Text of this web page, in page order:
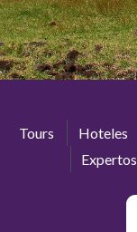
Tours Hoteles
Expertos